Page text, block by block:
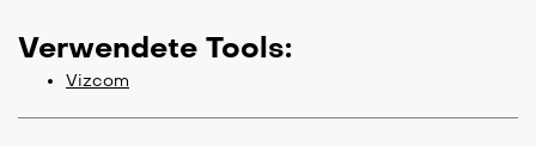
Verwendete Tools:
Vizcom